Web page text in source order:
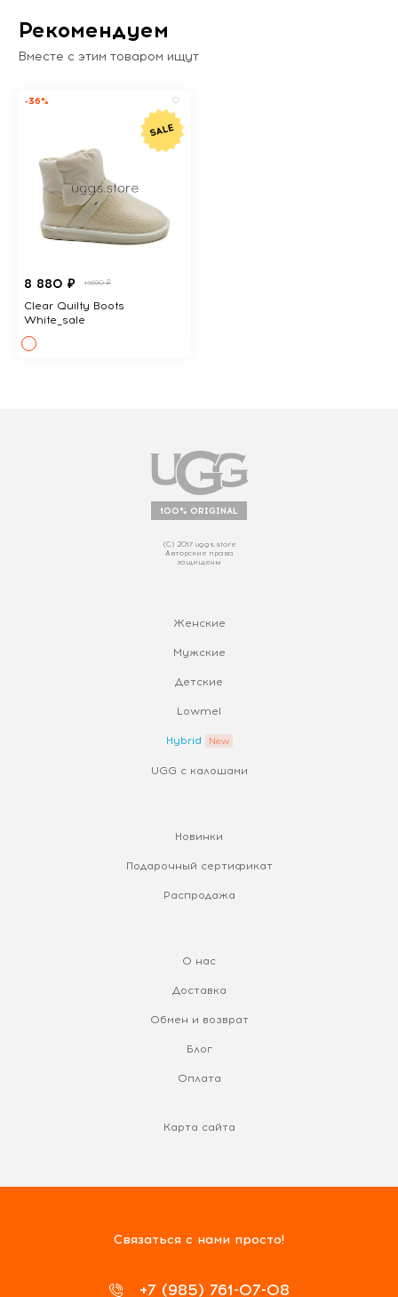
Рекомендуем
Вместе с этим товаром ищут
-36%
8 880 ₽ 13690 ₽
Clear Quilty Boots
White_sale
100% ORIGINAL
(С) 2017 uggs.store
Авторские права
защищены
Женские
Мужские
Детские
Lowmel
Hybrid
UGG с калошами
Новинки
Подарочный сертификат
Распродажа
О нас
Доставка
Обмен и возврат
Блог
Оплата
Карта сайта
Связаться с нами просто!
+7 (985) 761-07-08